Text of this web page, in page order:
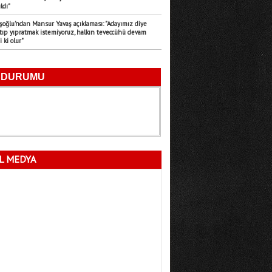
Emre Türk
11.07.2026
Mersin’in Sessiz Felaketi
Fatma Lalecan
11.09.2025
Mansur Yavaş açıklaması: "Adayımız diye
yıpratmak istemiyoruz, halkın teveccühü devam
ki olur"
MEDYA